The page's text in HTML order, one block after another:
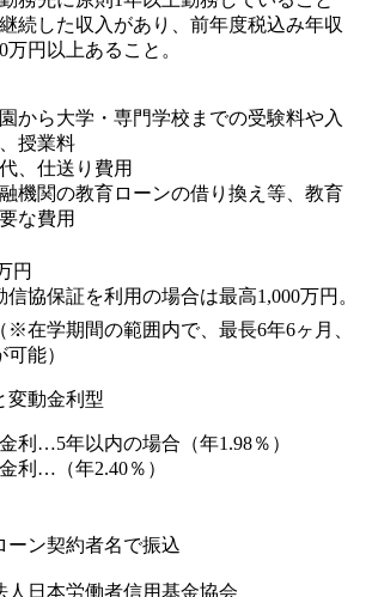
続した収入があり、前年度税込み年収
万円以上あること。
から大学・専門学校までの受験料や入
授業料
、仕送り費用
機関の教育ローンの借り換え等、教育
な費用
円
協保証を利用の場合は最高1,000万円。
※在学期間の範囲内で、最長6年6ヶ月、
能）
変動金利型
利…5年以内の場合（年1.98％）
利…（年2.40％）
ーン契約者名で振込
人日本労働者信用基金協会